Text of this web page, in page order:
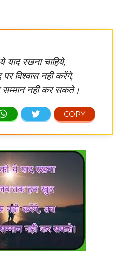
याद रखना चाहिये,
विश्वास नही करेंगे,
नही कर सकते।